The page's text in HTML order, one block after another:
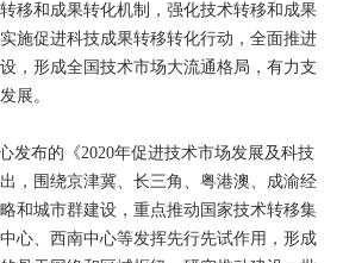
移和成果转化机制，强化技术转移和成果
施促进科技成果转移转化行动，全面推进
，形成全国技术市场大流通格局，有力支
展。
布的《2020年促进技术市场发展及科技
，围绕京津冀、长三角、粤港澳、成渝经
和城市群建设，重点推动国家技术转移集
心、西南中心等发挥先行先试作用，形成